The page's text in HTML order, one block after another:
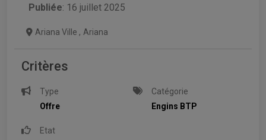
Publiée: 16 juillet 2025
Ariana Ville , Ariana
Critères
Type
Offre
Catégorie
Engins BTP
Etat